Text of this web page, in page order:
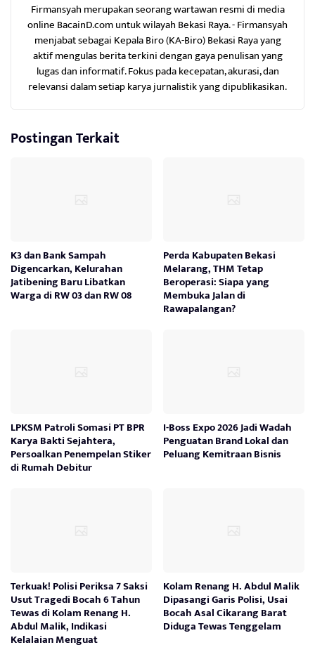
Firmansyah merupakan seorang wartawan resmi di media
online BacainD.com untuk wilayah Bekasi Raya. - Firmansyah
menjabat sebagai Kepala Biro (KA-Biro) Bekasi Raya yang
aktif mengulas berita terkini dengan gaya penulisan yang
lugas dan informatif. Fokus pada kecepatan, akurasi, dan
relevansi dalam setiap karya jurnalistik yang dipublikasikan.
Postingan Terkait
K3 dan Bank Sampah
Digencarkan, Kelurahan
Jatibening Baru Libatkan
Warga di RW 03 dan RW 08
Perda Kabupaten Bekasi
Melarang, THM Tetap
Beroperasi: Siapa yang
Membuka Jalan di
Rawapalangan?
LPKSM Patroli Somasi PT BPR
Karya Bakti Sejahtera,
Persoalkan Penempelan Stiker
di Rumah Debitur
I-Boss Expo 2026 Jadi Wadah
Penguatan Brand Lokal dan
Peluang Kemitraan Bisnis
Terkuak! Polisi Periksa 7 Saksi
Usut Tragedi Bocah 6 Tahun
Tewas di Kolam Renang H.
Abdul Malik, Indikasi
Kelalaian Menguat
Kolam Renang H. Abdul Malik
Dipasangi Garis Polisi, Usai
Bocah Asal Cikarang Barat
Diduga Tewas Tenggelam